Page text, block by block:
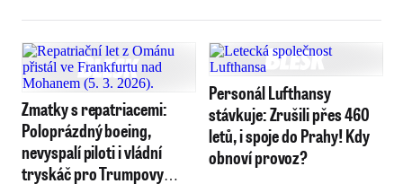
Zmatky s repatriacemi:
Poloprázdný boeing,
nevyspalí piloti i vládní
tryskáč pro Trumpovy
Personál Lufthansy
stávkuje: Zrušili přes 460
letů, i spoje do Prahy! Kdy
obnoví provoz?